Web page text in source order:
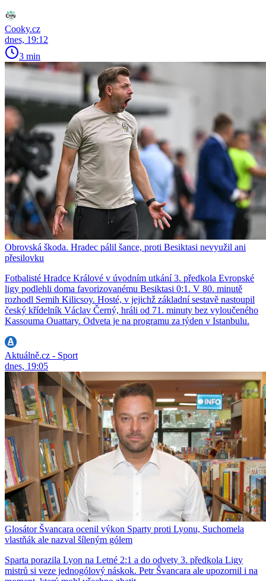
Cooky.cz
dnes, 19:12
3 min
Obrovská škoda. Hradec pálil šance, proti Besiktasi nevyužil ani
přesilovku
Fotbalisté Hradce Králové v úvodním utkání 3. předkola Evropské
ligy podlehli doma favorizovanému Besiktasi 0:1. V 80. minutě
rozhodl Semih Kilicsoy. Hosté, v jejichž základní sestavě nastoupil
český křídelník Václav Černý, hráli od 71. minuty bez vyloučeného
Kassouma Ouattary. Odveta je na programu za týden v Istanbulu.
Aktuálně.cz - Sport
dnes, 19:05
Glosátor Švancara ocenil výkon Sparty proti Lyonu, Suchomela
vlastňák ale nazval šíleným gólem
Sparta porazila Lyon na Letné 2:1 a do odvety 3. předkola Ligy
mistrů si veze jednogólový náskok. Petr Švancara ale upozornil i na